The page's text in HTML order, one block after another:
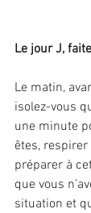
Le jour J,
Le matin,
isolez-vous
une minute
êtes,
préparer à
que vous
situation et